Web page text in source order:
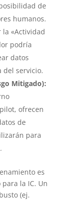
de
humanos.
«Actividad
podría
datos
servicio.
Mitigado):
ofrecen
de
para
es
la IC. Un
(ej.